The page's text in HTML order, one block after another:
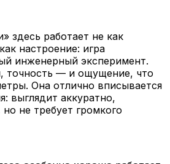
здесь работает не как
настроение: игра
инженерный эксперимент.
точность — и ощущение, что
Она отлично вписывается
выглядит аккуратно,
но не требует громкого